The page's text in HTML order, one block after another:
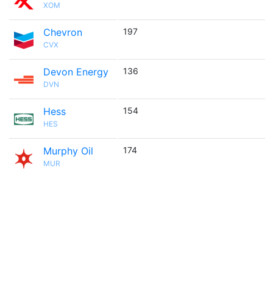
XOM
Chevron
CVX
197
Devon Energy
DVN
136
Hess
HES
154
Murphy Oil
MUR
174